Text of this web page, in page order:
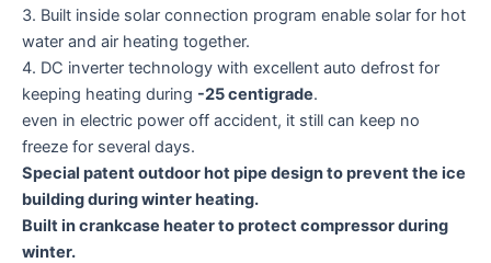
3. Built inside solar connection program enable solar for hot
water and air heating together.
4. DC inverter technology with excellent auto defrost for
keeping heating during -25 centigrade.
even in electric power off accident, it still can keep no
freeze for several days.
Special patent outdoor hot pipe design to prevent the ice
building during winter heating.
Built in crankcase heater to protect compressor during
winter.